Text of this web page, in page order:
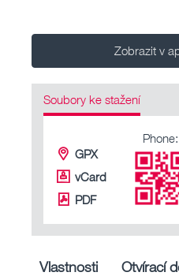
Zobrazit v
Soubory ke stažení
GPX
vCard
PDF
Phone:
Vlastnosti Otvírací